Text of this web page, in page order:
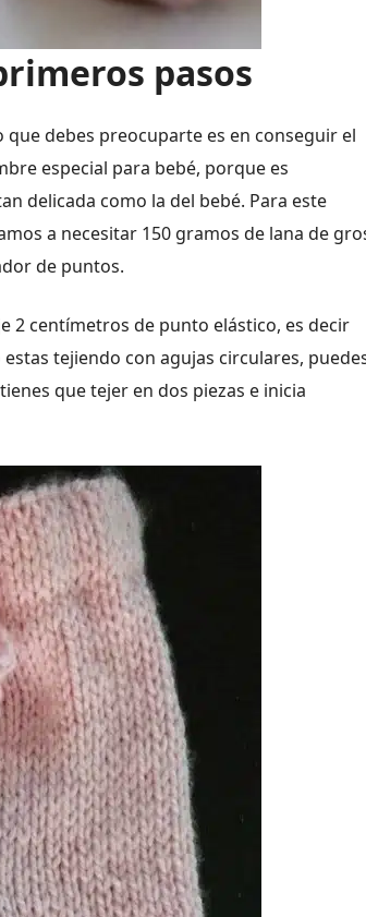
pasos
debes preocuparte es en conseguir el
especial para bebé, porque es
delicada como la del bebé. Para este
a necesitar 150 gramos de lana de
de puntos.
2 centímetros de punto elástico, es decir
tejiendo con agujas circulares,
que tejer en dos piezas e inicia